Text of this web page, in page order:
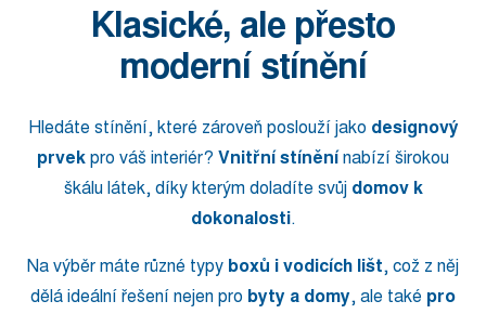
Klasické, ale přesto
moderní stínění
Hledáte stínění, které zároveň poslouží jako designový
prvekpro váš interiér? Vnitřní stíněnínabízí širokou
škálu látek, díky kterým doladíte svůj domov k
dokonalosti.
Na výběr máte různé typy boxů i vodicích lišt, což z něj
dělá ideální řešení nejen pro byty a domy, ale také pro